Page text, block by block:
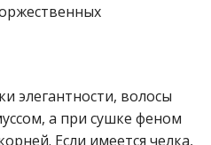
элегантности, волосы
а при сушке феном
Если имеется челка,